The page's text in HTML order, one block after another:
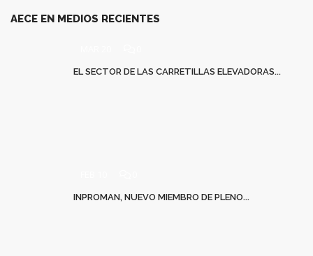
AECE EN MEDIOS RECIENTES
EL SECTOR DE LAS CARRETILLAS ELEVADORAS...
INPROMAN, NUEVO MIEMBRO DE PLENO...